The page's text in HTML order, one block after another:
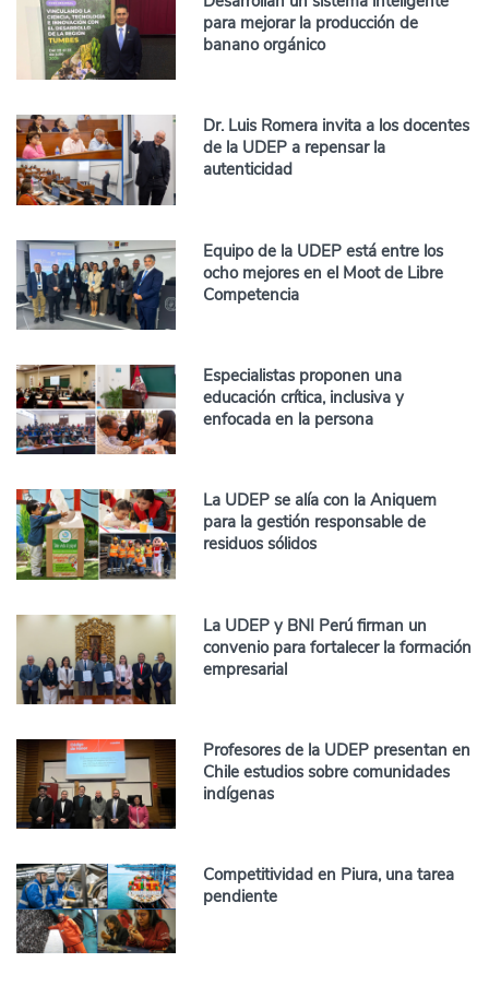
para mejorar la producción de
banano orgánico
Dr. Luis Romera invita a los docentes
de la UDEP a repensar la
autenticidad
Equipo de la UDEP está entre los
ocho mejores en el Moot de Libre
Competencia
Especialistas proponen una
educación crítica, inclusiva y
enfocada en la persona
La UDEP se alía con la Aniquem
para la gestión responsable de
residuos sólidos
La UDEP y BNI Perú firman un
convenio para fortalecer la formación
empresarial
Profesores de la UDEP presentan en
Chile estudios sobre comunidades
indígenas
Competitividad en Piura, una tarea
pendiente